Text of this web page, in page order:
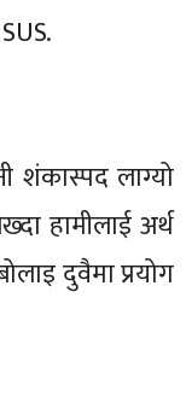
शंकास्पद लाग्यो
हामीलाई अर्थ
दुवैमा प्रयोग